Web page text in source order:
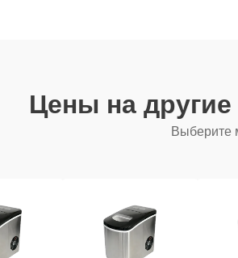
Цены на
Выберите